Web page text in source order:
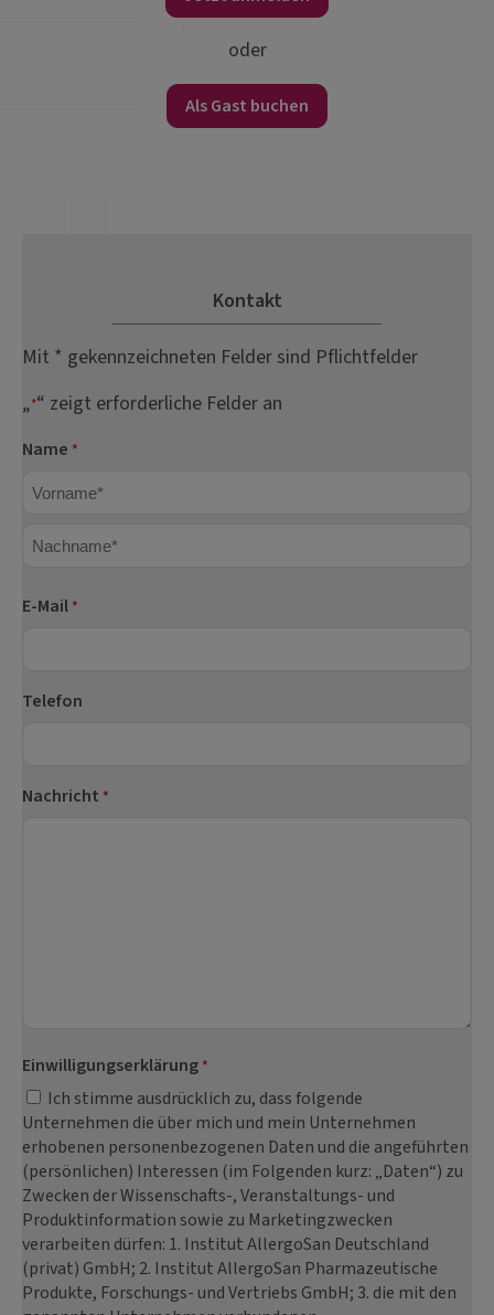
oder
Als Gast buchen
Kontakt
Mit * gekennzeichneten Felder sind Pflichtfelder
„*“ zeigt erforderliche Felder an
Name *
E-Mail *
Telefon
Nachricht *
Einwilligungserklärung *
Ich stimme ausdrücklich zu, dass folgende
Unternehmen die über mich und mein Unternehmen
erhobenen personenbezogenen Daten und die angeführten
(persönlichen) Interessen (im Folgenden kurz: „Daten“) zu
Zwecken der Wissenschafts-, Veranstaltungs- und
Produktinformation sowie zu Marketingzwecken
verarbeiten dürfen: 1. Institut AllergoSan Deutschland
(privat) GmbH; 2. Institut AllergoSan Pharmazeutische
Produkte, Forschungs- und Vertriebs GmbH; 3. die mit den